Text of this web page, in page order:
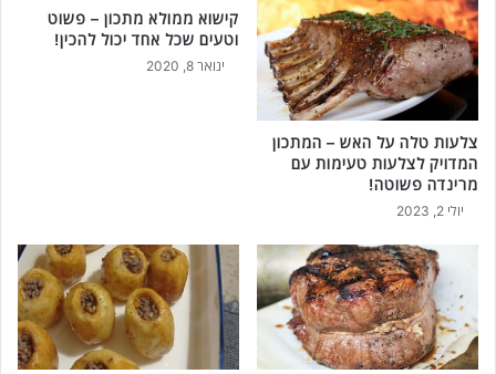
צלעות טלה על האש – המתכון
המדויק לצלעות טעימות עם
מרינדה פשוטה!
יולי 2, 2023
קישוא ממולא מתכון – פשוט
וטעים שכל אחד יכול להכין!
ינואר 8, 2020